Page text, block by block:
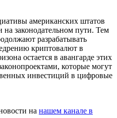
американских штатов
на законодательном пути. Тем
разрабатывать
криптовалют в
остается в авангарде этих
которые могут
инвестиций в цифровые
на нашем канале в